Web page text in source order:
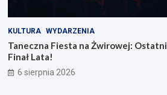
KULTURA WYDARZENIA
Taneczna Fiesta na Żwirowej: Ostatni
Finał Lata!
6 sierpnia 2026